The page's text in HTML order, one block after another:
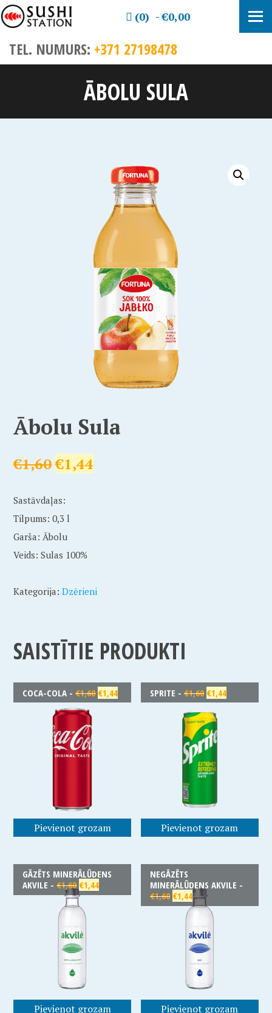
TEL. NUMURS: +371 27198478
(0) €0,00
ĀBOLU SULA
Ābolu Sula
€1,60€1,44
Sastāvdaļas:
Tilpums: 0,3 l
Garša: Ābolu
Veids: Sulas 100%
Kategorija:Dzērieni
SAISTĪTIE PRODUKTI
COCA-COLA -€1,60 €1,44
Pievienot grozam
SPRITE -€1,60 €1,44
Pievienot grozam
GĀZĒTS MINERĀLŪDENS
AKVILE -€1,60 €1,44
Pievienot grozam
NEGĀZĒTS
MINERĀLŪDENS AKVILE -
€1,60 €1,44
Pievienot grozam